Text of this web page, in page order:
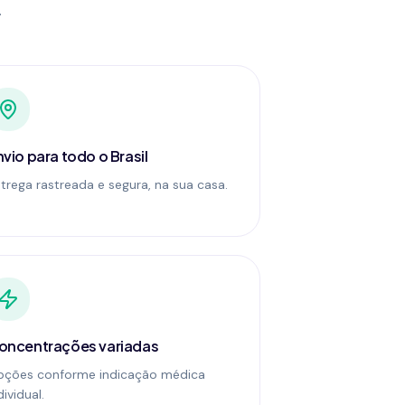
para todo o Brasil
rastreada e segura, na sua casa.
variadas
conforme indicação médica